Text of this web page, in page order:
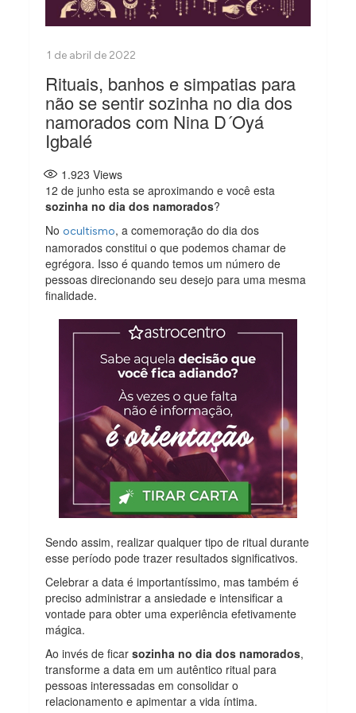
Rituais, banhos e simpatias para
não se sentir sozinha no dia dos
namorados com Nina D´Oyá
Igbalé
1.923 Views
12 de junho esta se aproximando e você esta
sozinha no dia dos namorados?
Noocultismo, a comemoração do dia dos
namorados constitui o que podemos chamar de
egrégora. Isso é quando temos um número de
pessoas direcionando seu desejo para uma mesma
finalidade.
Sendo assim, realizar qualquer tipo de ritual durante
esse período pode trazer resultados significativos.
Celebrar a data é importantíssimo, mas também é
preciso administrar a ansiedade e intensificar a
vontade para obter uma experiência efetivamente
mágica.
Ao invés de ficarsozinha no dia dos namorados,
transforme a data em um autêntico ritual para
pessoas interessadas em consolidar o
relacionamento e apimentar a vida íntima.